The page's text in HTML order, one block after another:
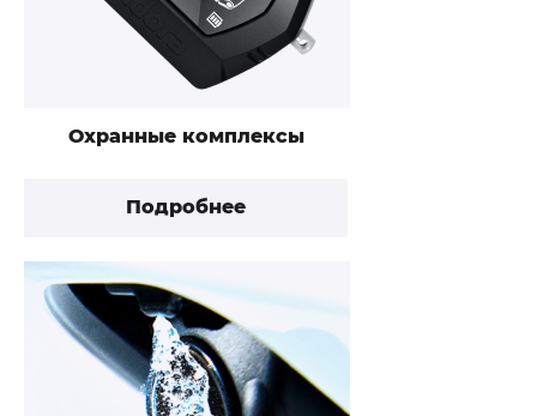
Охранные комплексы
Подробнее